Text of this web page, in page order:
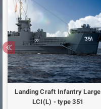
Landing Craft Infantry Large
LCI(L) - type 351